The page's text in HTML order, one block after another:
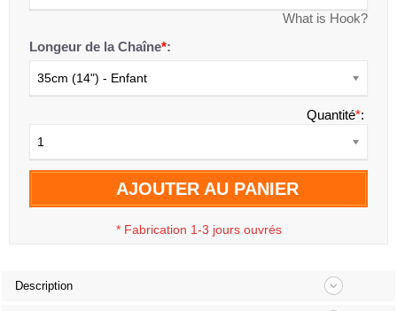
What is Hook?
Longeur de la Chaîne*:
35cm (14") - Enfant
Quantité*:
1
AJOUTER AU PANIER
* Fabrication 1-3 jours ouvrés
Description